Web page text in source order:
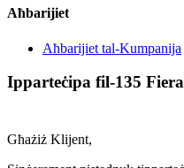
Aħbarijiet
Aħbarijiet tal-Kumpanija
Ipparteċipa fil-135
Għażiż Klijent,